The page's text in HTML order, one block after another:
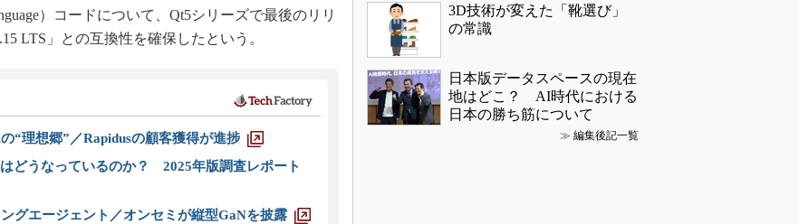
）コードについて、Qt5シリーズで最後のリリ
LTS」との互換性を確保したという。
“理想郷”／Rapidusの顧客獲得が進捗
どうなっているのか？ 2025年版調査レポート
グエージェント／オンセミが縦型GaNを披露
3D技術が変えた「靴選び」
の常識
日本版データスペースの現在
地はどこ？ AI時代における
日本の勝ち筋について
≫ 編集後記一覧